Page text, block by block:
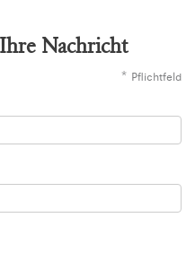
Nachricht
* Pflichtfeld